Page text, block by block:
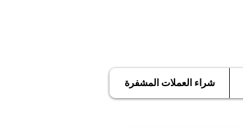
شراء العملات المشفرة